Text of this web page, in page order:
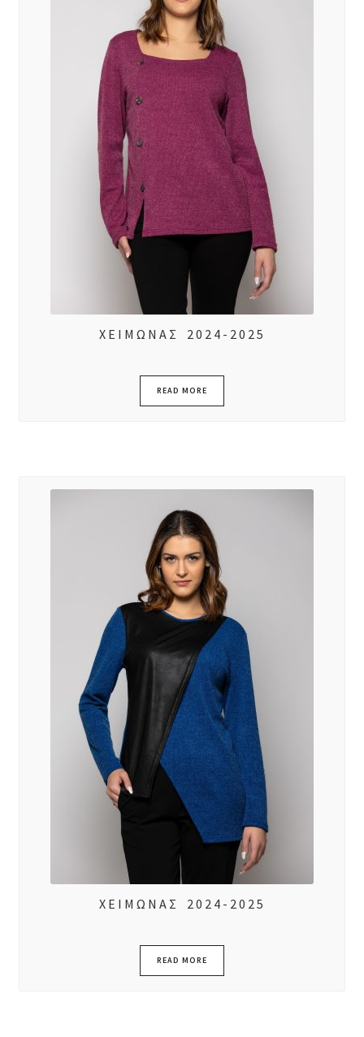
ΧΕΙΜΩΝΑΣ 2024-2025
READ MORE
ΧΕΙΜΩΝΑΣ 2024-2025
READ MORE